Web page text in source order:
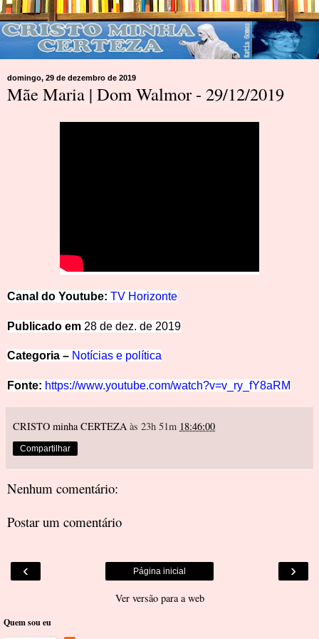
domingo, 29 de dezembro de 2019
Mãe Maria | Dom Walmor - 29/12/2019
Canal do Youtube: TV Horizonte
Publicado em 28 de dez. de 2019
Categoria – Notícias e política
Fonte: https://www.youtube.com/watch?v=v_ry_fY8aRM
CRISTO minha CERTEZA às 23h 51m 18:46:00
Compartilhar
Nenhum comentário:
Postar um comentário
‹ ›
Página inicial
Ver versão para a web
Quem sou eu